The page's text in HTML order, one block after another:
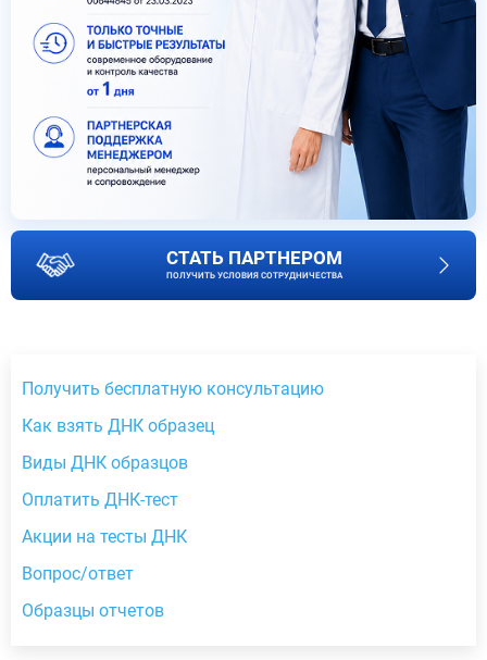
СТАТЬ ПАРТНЕРОМ
ПОЛУЧИТЬ УСЛОВИЯ СОТРУДНИЧЕСТВА
Получить бесплатную консультацию
Как взять ДНК образец
Виды ДНК образцов
Оплатить ДНК-тест
Акции на тесты ДНК
Вопрос/ответ
Образцы отчетов